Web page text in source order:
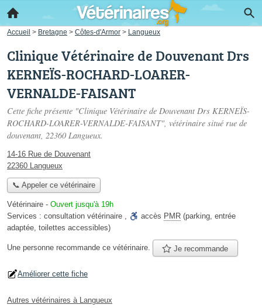
Accueil > Bretagne > Côtes-d'Armor > Langueux
Clinique Vétérinaire de Douvenant Drs
KERNEÏS-ROCHARD-LOARER-
VERNALDE-FAISANT
Cette fiche présente "Clinique Vétérinaire de Douvenant Drs KERNEÏS-
ROCHARD-LOARER-VERNALDE-FAISANT", vétérinaire situé rue de
douvenant, 22360 Langueux.
14-16 Rue de Douvenant
22360 Langueux
📞 Appeler ce vétérinaire
Vétérinaire - Ouvert jusqu'à 19h
Services : consultation vétérinaire , accès PMR (parking, entrée
adaptée, toilettes accessibles)
Une personne recommande ce vétérinaire. Je recommande
Améliorer cette fiche
Autres vétérinaires à Langueux